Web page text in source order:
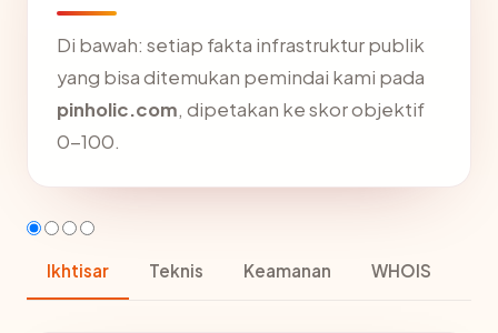
Di bawah: setiap fakta infrastruktur publik
yang bisa ditemukan pemindai kami pada
pinholic.com, dipetakan ke skor objektif
0-100.
Ikhtisar Teknis Keamanan WHOIS